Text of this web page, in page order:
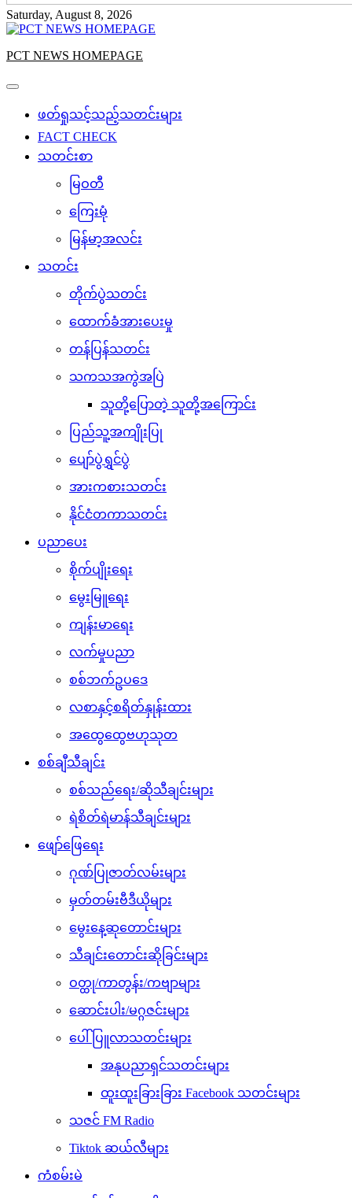
Saturday, August 8, 2026
PCT NEWS HOMEPAGE
ဖတ်ရှုသင့်သည့်သတင်းများ
FACT CHECK
သတင်းစာ
မြဝတီ
ကြေးမုံ
မြန်မာ့အလင်း
သတင်း
တိုက်ပွဲသတင်း
ထောက်ခံအားပေးမှု
တန်ပြန်သတင်း
သကသအကွဲအပြဲ
သူတို့ပြောတဲ့ သူတို့အကြောင်း
ပြည်သူ့အကျိုးပြု
ပျော်ပွဲရွှင်ပွဲ
အားကစားသတင်း
နိုင်ငံတကာသတင်း
ပညာပေး
စိုက်ပျိုးရေး
မွေးမြူရေး
ကျန်းမာရေး
လက်မှုပညာ
စစ်ဘက်ဥပဒေ
လစာနှင့်စရိတ်နှုန်းထား
အထွေထွေဗဟုသုတ
စစ်ချီသီချင်း
စစ်သည်ရေး/ဆိုသီချင်းများ
ရဲစိတ်ရဲမာန်သီချင်းများ
ဖျော်ဖြေရေး
ဂုဏ်ပြုဇာတ်လမ်းများ
မှတ်တမ်းဗီဒီယိုများ
မွေးနေ့ဆုတောင်းများ
သီချင်းတောင်းဆိုခြင်းများ
ဝတ္ထု/ကာတွန်း/ကဗျာများ
ဆောင်းပါး/မဂ္ဂဇင်းများ
ပေါ်ပြူလာသတင်းများ
အနုပညာရှင်သတင်းများ
ထူးထူးခြားခြား Facebook သတင်းများ
သဇင် FM Radio
Tiktok ဆယ်လီများ
ကံစမ်းမဲ